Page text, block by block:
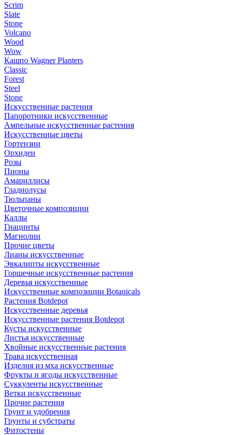
Scrim
Slate
Stone
Volcano
Wood
Wow
Кашпо Wagner Planters
Classic
Forest
Steel
Stone
Искусственные растения
Папоротники искусственные
Ампельные искусственные растения
Искусственные цветы
Гортензии
Орхидеи
Розы
Пионы
Амариллисы
Гладиолусы
Тюльпаны
Цветочные композиции
Каллы
Гиацинты
Магнолии
Прочие цветы
Лианы искусственные
Эвкалипты искусственные
Горшечные искусственные растения
Деревья искусственные
Искусственные композиции Botanicals
Растения Botdepot
Искусственные деревья
Искусственные растения Botdepot
Кусты искусственные
Листья искусственные
Хвойные искусственные растения
Трава искусственная
Изделия из мха искусственные
Фрукты и ягоды искусственные
Суккуленты искусственные
Ветки искусственные
Прочие растения
Грунт и удобрения
Грунты и субстраты
Фитостены